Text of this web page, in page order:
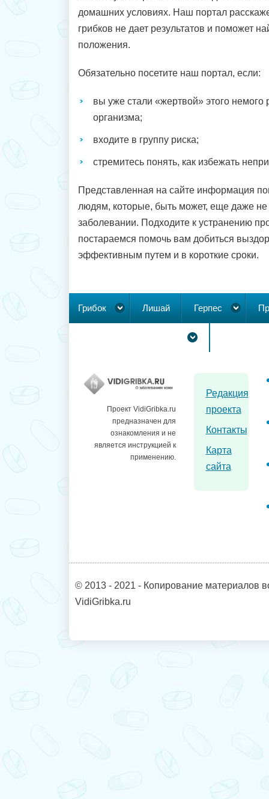
домашних условиях. Наш портал
грибков не дает результатов и поможет
положения.
Обязательно посетите наш портал, если:
вы уже стали «жертвой» этого немого
организма;
входите в группу риска;
стремитесь понять, как избежать
Представленная на сайте информация
людям, которые, быть может, еще даже
заболевании. Подходите к устранению
постараемся помочь вам добиться
эффективным путем и в короткие сроки.
Грибок Лишай Герпес
Проект VidiGribka.ru
предназначен для
ознакомления и не
является инструкцией к
применению.
Редакция
проекта
Контакты
Карта
сайта
© 2013 - 2021 - Копирование материалов
VidiGribka.ru